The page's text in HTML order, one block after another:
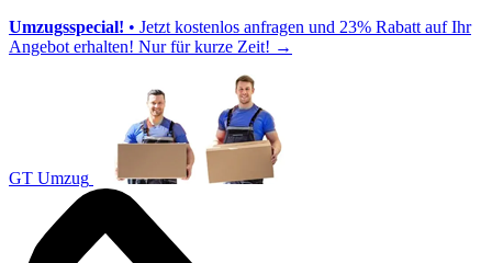
Umzugsspecial! • Jetzt kostenlos anfragen und 23% Rabatt auf Ihr
Angebot erhalten! Nur für kurze Zeit! →
GT Umzug